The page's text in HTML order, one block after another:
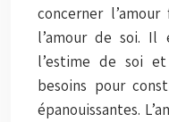
concerner
l’amour de soi. Il
l’estime de soi
besoins pour
épanouissantes.